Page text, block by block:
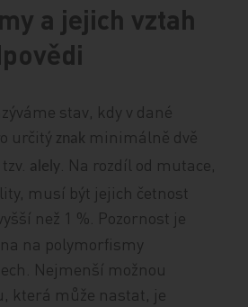
a jejich vztah
stav, kdy v dané
určitý znak minimálně dvě
alely
. Na rozdíl od mutace,
musí být jejich četnost
než 1 %. Pozornost je
na polymorfismy
Nejmenší možnou
která může nastat, je